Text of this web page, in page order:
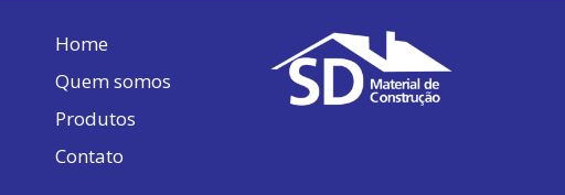
Home
Quem somos
Produtos
Contato